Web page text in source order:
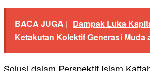
BACA JUGA | Dampak Luka
Ketakutan Kolektif Generasi Muda
Solusi dalam Perspektif Islam